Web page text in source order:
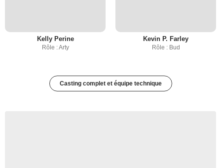
Kelly Perine
Rôle : Arty
Kevin P. Farley
Rôle : Bud
Casting complet et équipe technique